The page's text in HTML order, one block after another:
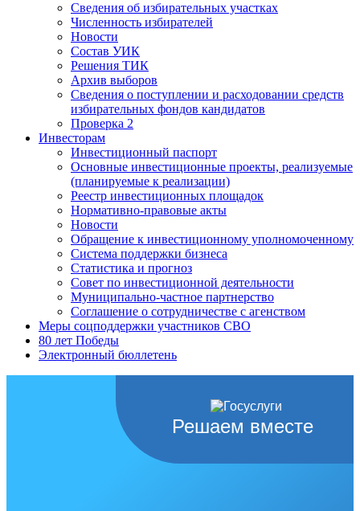
Сведения об избирательных участках
Численность избирателей
Новости
Состав УИК
Решения ТИК
Архив выборов
Сведения о поступлении и расходовании средств
избирательных фондов кандидатов
Проверка 2
Инвесторам
Инвестиционный паспорт
Основные инвестиционные проекты, реализуемые
(планируемые к реализации)
Реестр инвестиционных площадок
Нормативно-правовые акты
Новости
Обращение к инвестиционному уполномоченному
Система поддержки бизнеса
Статистика и прогноз
Совет по инвестиционной деятельности
Муниципально-частное партнерство
Соглашение о сотрудничестве с агенством
Меры соцподдержки участников СВО
80 лет Победы
Электронный бюллетень
Решаем вместе